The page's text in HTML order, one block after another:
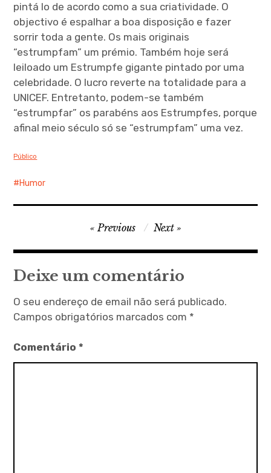
pintá lo de acordo como a sua criatividade. O
objectivo é espalhar a boa disposição e fazer
sorrir toda a gente. Os mais originais
“estrumpfam” um prémio. Também hoje será
leiloado um Estrumpfe gigante pintado por uma
celebridade. O lucro reverte na totalidade para a
UNICEF. Entretanto, podem-se também
“estrumpfar” os parabéns aos Estrumpfes, porque
afinal meio século só se “estrumpfam” uma vez.
Público
Humor
Navegação
de
artigos
Previous Next
Deixe um comentário
O seu endereço de email não será publicado.
Campos obrigatórios marcados com *
Comentário*